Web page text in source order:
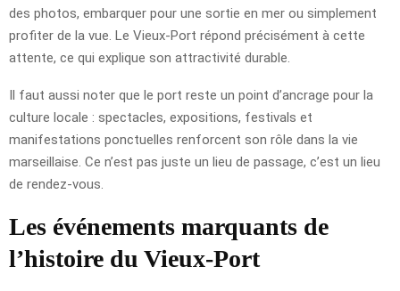
des photos, embarquer pour une sortie en mer ou simplement
profiter de la vue. Le Vieux-Port répond précisément à cette
attente, ce qui explique son attractivité durable.
Il faut aussi noter que le port reste un point d’ancrage pour la
culture locale : spectacles, expositions, festivals et
manifestations ponctuelles renforcent son rôle dans la vie
marseillaise. Ce n’est pas juste un lieu de passage, c’est un lieu
de rendez-vous.
Les événements marquants de
l’histoire du Vieux-Port